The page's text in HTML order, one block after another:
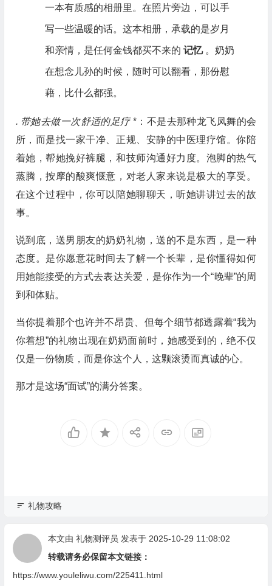
一本有质感的相册里。在照片旁边，可以手
写一些温暖的话。这本相册，承载的是岁月
和亲情，是任何金钱都买不来的 记忆 。奶奶
在想念儿孙的时候，随时可以翻看，那份慰
藉，比什么都强。
. 带她去做一次舒适的足疗*：不是去那种龙飞凤舞的会
所，而是找一家干净、正规、安静的中医理疗馆。你陪
着她，帮她挽好裤腿，和技师沟通好力度。泡脚的热气
蒸腾，按摩的酸爽惬意，对老人家来说是极大的享受。
在这个过程中，你可以陪她聊聊天，听她讲讲过去的故
事。
说到底，送男朋友的奶奶礼物，送的不是东西，是一种
态度。是你愿意花时间去了解一个长辈，是你懂得如何
用她能接受的方式去表达关爱，是你作为一个“晚辈”的周
到和体贴。
当你提着那个也许并不昂贵、但每个细节都透露着“我为
你着想”的礼物出现在奶奶面前时，她感受到的，绝不仅
仅是一份物质，而是你这个人，这颗滚烫而真诚的心。
那才是这场“面试”的满分答案。
礼物攻略
本文由 礼物测评员 发表于 2025-10-29 11:08:02
转载请务必保留本文链接：
https://www.youleliwu.com/225411.html